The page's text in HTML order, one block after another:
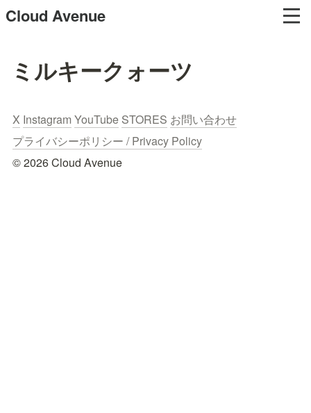
Cloud Avenue
ミルキークォーツ
X Instagram YouTube STORES お問い合わせ
プライバシーポリシー / Privacy Policy
© 2026 Cloud Avenue